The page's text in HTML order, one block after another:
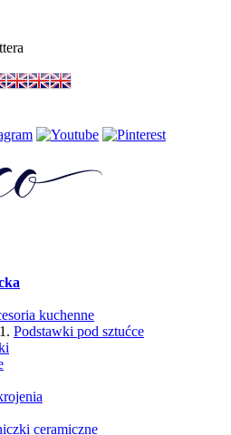
kuchenne
Podstawki pod sztućce
ceramiczne